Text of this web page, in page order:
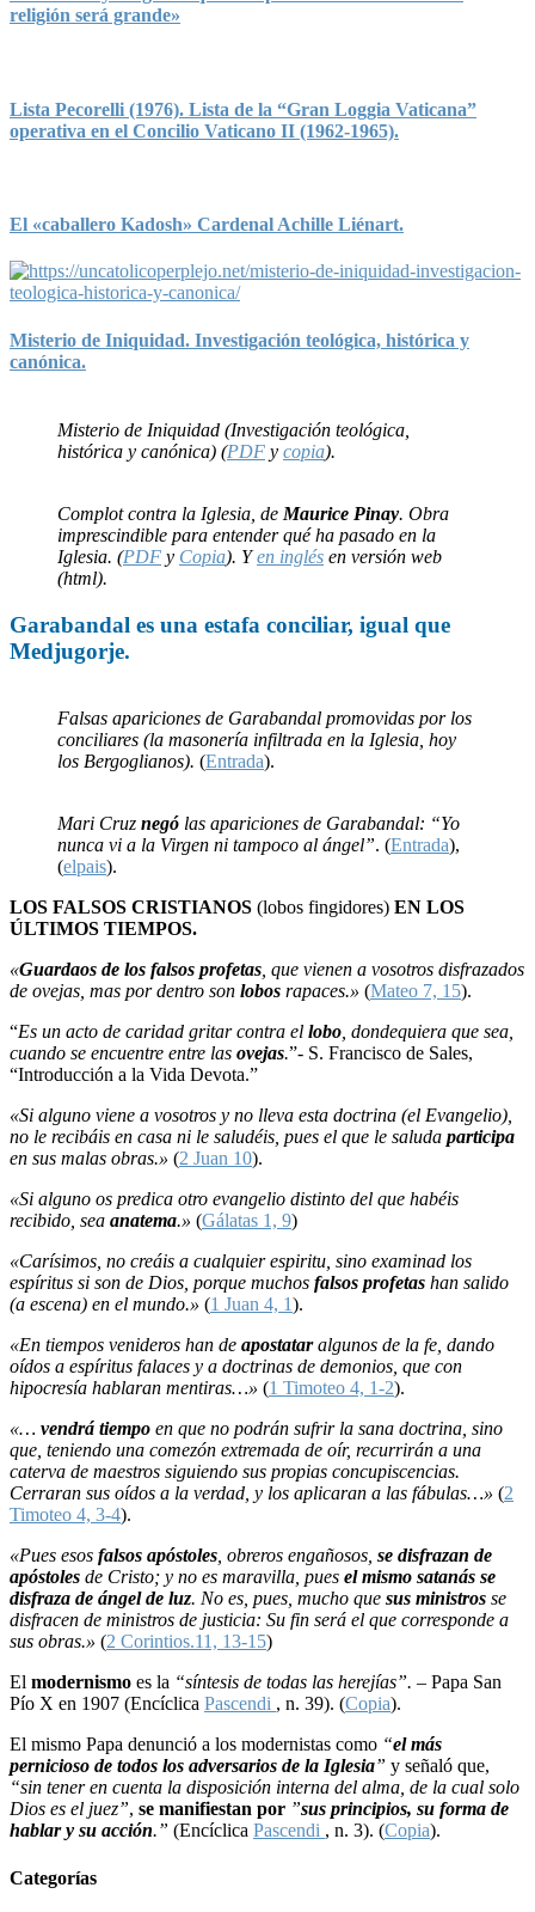
religión será grande»
Lista Pecorelli (1976). Lista de la “Gran Loggia Vaticana”
operativa en el Concilio Vaticano II (1962-1965).
El «caballero Kadosh» Cardenal Achille Liénart.
Misterio de Iniquidad. Investigación teológica, histórica y
canónica.
Misterio de Iniquidad (Investigación teológica,
histórica y canónica) (PDF y copia).
Complot contra la Iglesia, de Maurice Pinay. Obra
imprescindible para entender qué ha pasado en la
Iglesia. (PDF y Copia). Yen inglés en versión web
(html).
Garabandal es una estafa conciliar, igual que
Medjugorje.
Falsas apariciones de Garabandal promovidas por los
conciliares (la masonería infiltrada en la Iglesia, hoy
los Bergoglianos). (Entrada).
Mari Cruz negó las apariciones de Garabandal: “Yo
nunca vi a la Virgen ni tampoco al ángel”. (Entrada),
(elpais).
LOS FALSOS CRISTIANOS (lobos fingidores) EN LOS
ÚLTIMOS TIEMPOS.
«Guardaos de los falsos profetas , que vienen a vosotros disfrazados
de ovejas, mas por dentro son lobos rapaces.» (Mateo 7, 15).
“Es un acto de caridad gritar contra el lobo , dondequiera que sea,
cuando se encuentre entre las ovejas.”- S. Francisco de Sales,
“Introducción a la Vida Devota.”
«Si alguno viene a vosotros y no lleva esta doctrina (el Evangelio),
no le recibáis en casa ni le saludéis, pues el que le saluda participa
en sus malas obras.» (2 Juan 10).
«Si alguno os predica otro evangelio distinto del que habéis
recibido, sea anatema.» (Gálatas 1, 9)
«Carísimos, no creáis a cualquier espiritu, sino examinad los
espíritus si son de Dios, porque muchos falsos profetas han salido
(a escena) en el mundo.» (1 Juan 4, 1).
«En tiempos venideros han de apostataralgunos de la fe, dando
oídos a espíritus falaces y a doctrinas de demonios, que con
hipocresía hablaran mentiras…» (1 Timoteo 4, 1-2).
«… vendrá tiempo en que no podrán sufrir la sana doctrina, sino
que, teniendo una comezón extremada de oír, recurrirán a una
caterva de maestros siguiendo sus propias concupiscencias.
Cerraran sus oídos a la verdad, y los aplicaran a las fábulas…» (2
Timoteo 4, 3-4).
«Pues esos falsos apóstoles , obreros engañosos, se disfrazan de
apóstoles de Cristo; y no es maravilla, pues el mismo satanás se
disfraza de ángel de luz. No es, pues, mucho que sus ministros se
disfracen de ministros de justicia: Su fin será el que corresponde a
sus obras.» (2 Corintios.11, 13-15)
El modernismo es la “síntesis de todas las herejías”. – Papa San
Pío X en 1907 (Encíclica Pascendi , n. 39). (Copia).
El mismo Papa denunció a los modernistas como “el más
pernicioso de todos los adversarios de la Iglesia” y señaló que,
“sin tener en cuenta la disposición interna del alma, de la cual solo
Dios es el juez”, se manifiestan por ”sus principios, su forma de
hablar y su acción.” (Encíclica Pascendi , n. 3). (Copia).
Categorías